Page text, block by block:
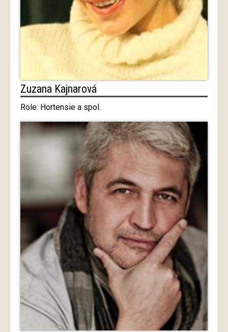
Zuzana Kajnarová
Role: Hortensie a spol.